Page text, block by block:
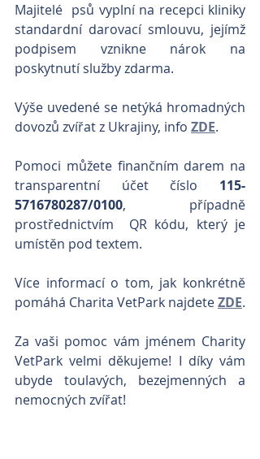
Majitelé  psů vyplní na recepci kliniky
standardní darovací smlouvu, jejímž
podpisem vznikne nárok na
poskytnutí služby zdarma.
Výše uvedené se netýká hromadných
dovozů zvířat z Ukrajiny, info ZDE.
Pomoci můžete finančním darem na
transparentní účet číslo 115-
5716780287/0100, případně
prostřednictvím  QR kódu, který je
umístěn pod textem.
Více informací o tom, jak konkrétně
pomáhá Charita VetPark najdete ZDE.
Za vaši pomoc vám jménem Charity
VetPark velmi děkujeme! I díky vám
ubyde toulavých, bezejmenných a
nemocných zvířat!